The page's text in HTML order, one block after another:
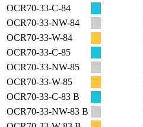
OCR70-33-C-84
OCR70-33-NW-84
OCR70-33-W-84
OCR70-33-C-85
OCR70-33-NW-85
OCR70-33-W-85
OCR70-33-C-83 B
OCR70-33-NW-83 B